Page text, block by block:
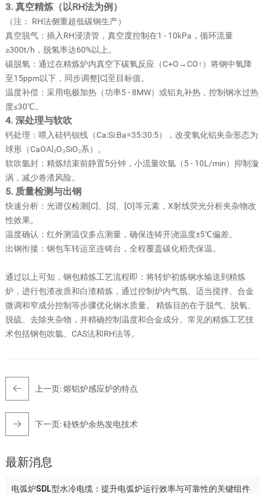
3. 真空精炼（以RH法为例）
（注： RH法侧重超低碳钢生产）
真空脱气：插入RH浸渍管，真空度控制在1 - 10kPa，循环流量
≥300t/h，脱氢率达60%以上。
碳脱氧：通过在精炼炉内真空下碳氧反应（C+O→CO↑）将钢中氧降
至15ppm以下，同步调整[C]至目标值。
温度补偿：采用电极加热（功率5 - 8MW）或铝丸补热，控制钢水过热
度≤30℃。
4. 深处理与软吹
钙处理：喂入硅钙钡线（Ca:Si:Ba=35:30:5），改变氧化铝夹杂形态为
球形（CaOAl₂O₃SiO₂系）。
软吹氩封：精炼结束前静置5分钟，小流量吹氩（5 - 10L/min）抑制漩
涡，减少卷渣风险。
5. 质量检测与出钢
快速分析：光谱仪检测[C]、[S]、[O]等元素，X射线荧光分析夹杂物改
性效果。
温度确认：红外测温仪多点测量，确保连铸开浇温度±5℃偏差。
出钢衔接：钢包车转运至连铸台，全程覆盖碳化稻壳保温。
通过以上可知，钢包精炼工艺流程即：将转炉初炼钢水输送到精炼
炉，进行包渣改质和白渣精炼，通过控制炉内气氛、适当搅拌、合金
微调和窄成分控制等步骤优化钢水质量。 精炼目的在于脱气、脱氧、
脱硫、去除夹杂物，并精确控制温度和合金成分。常见的精炼工艺技
术包括钢包吹氩、CAS法和RH法等。
上一页:熔铝炉感应炉的特点
下一页:硅铁炉余热发电技术
最新消息
电弧炉SDL型水冷电缆：提升电弧炉运行效率与可靠性的关键组件